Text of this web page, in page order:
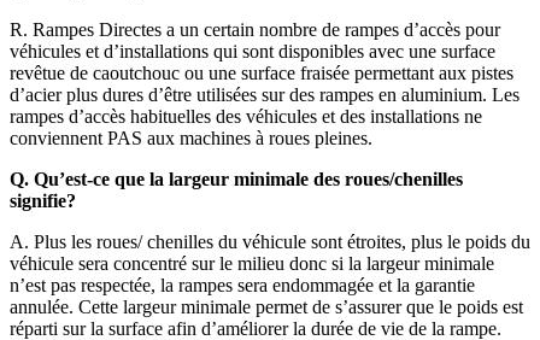
R. Rampes Directes a un certain nombre de rampes d’accès pour
véhicules et d’installations qui sont disponibles avec une surface
revêtue de caoutchouc ou une surface fraisée permettant aux pistes
d’acier plus dures d’être utilisées sur des rampes en aluminium. Les
rampes d’accès habituelles des véhicules et des installations ne
conviennent PAS aux machines à roues pleines.
Q. Qu’est-ce que la largeur minimale des roues/chenilles
signifie?
A. Plus les roues/ chenilles du véhicule sont étroites, plus le poids du
véhicule sera concentré sur le milieu donc si la largeur minimale
n’est pas respectée, la rampes sera endommagée et la garantie
annulée. Cette largeur minimale permet de s’assurer que le poids est
réparti sur la surface afin d’améliorer la durée de vie de la rampe.